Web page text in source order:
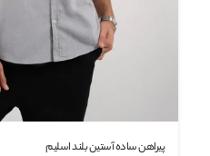
پیراهن ساده آستین بلند اسلیم